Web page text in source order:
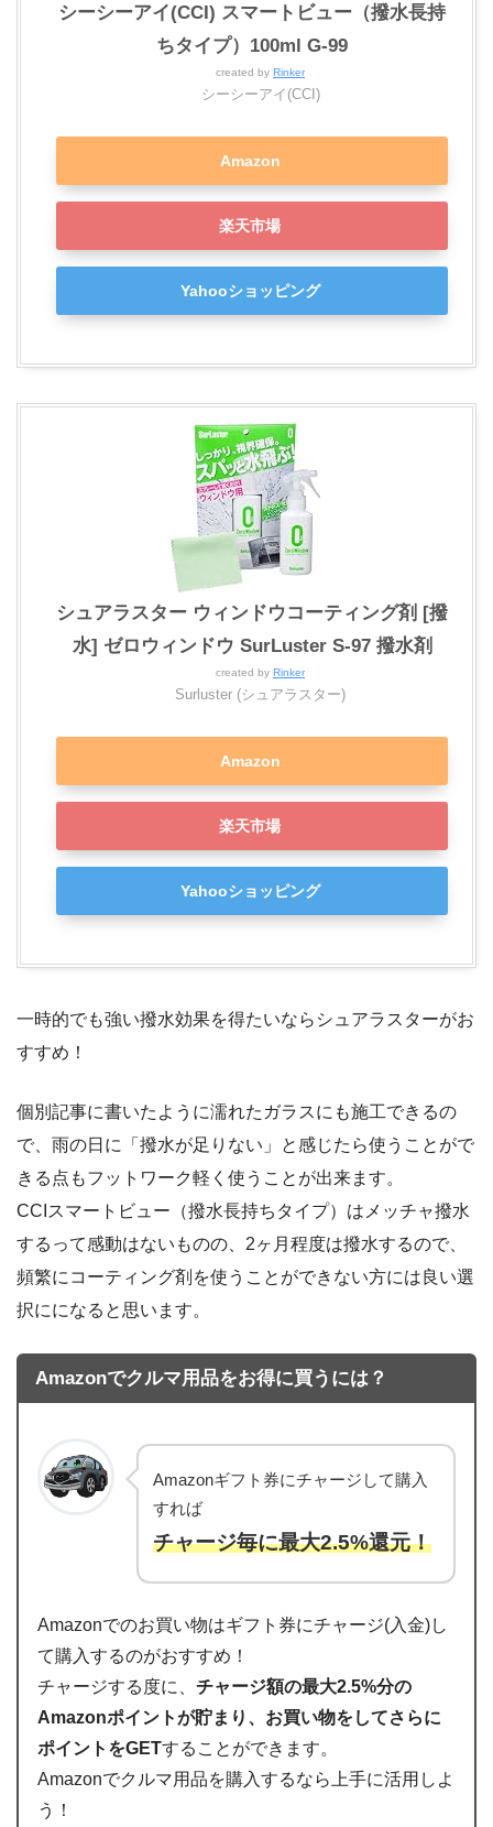
シーシーアイ(CCI) スマートビュー（撥水長持
ちタイプ）100ml G-99
created by Rinker
シーシーアイ(CCI)
Amazon
楽天市場
Yahooショッピング
シュアラスター ウィンドウコーティング剤 [撥
水] ゼロウィンドウ SurLuster S-97 撥水剤
created by Rinker
Surluster (シュアラスター)
Amazon
楽天市場
Yahooショッピング
一時的でも強い撥水効果を得たいならシュアラスターがお
すすめ！
個別記事に書いたように濡れたガラスにも施工できるの
で、雨の日に「撥水が足りない」と感じたら使うことがで
きる点もフットワーク軽く使うことが出来ます。
CCIスマートビュー（撥水長持ちタイプ）はメッチャ撥水
するって感動はないものの、2ヶ月程度は撥水するので、
頻繁にコーティング剤を使うことができない方には良い選
択にになると思います。
Amazonでクルマ用品をお得に買うには？
Amazonギフト券にチャージして購入
すれば
チャージ毎に最大2.5%還元！
Amazonでのお買い物はギフト券にチャージ(入金)し
て購入するのがおすすめ！
チャージする度に、チャージ額の最大2.5%分の
Amazonポイントが貯まり、お買い物をしてさらに
ポイントをGETすることができます。
Amazonでクルマ用品を購入するなら上手に活用しよ
う！